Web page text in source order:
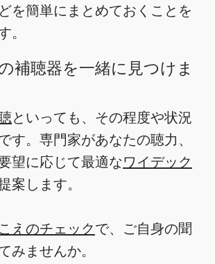
を簡単にまとめておくことを
。
補聴器を一緒に見つけま
といっても、その程度や状況
す。専門家があなたの聴力、
望に応じて最適なワイデック
案します。
えのチェックで、ご自身の聞
みませんか。